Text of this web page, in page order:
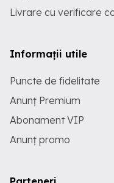
Livrare cu verificare
Informații utile
Puncte de fidelitate
Anunț Premium
Abonament VIP
Anunț promo